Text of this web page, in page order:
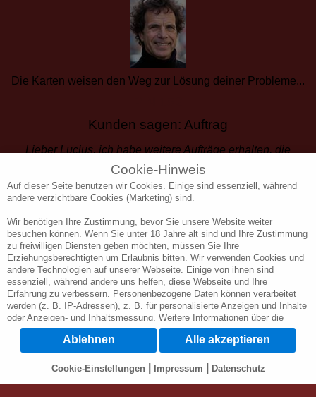
Die Karten weisen den Weg zur Lösung deiner Probleme...
Kunden sagen: Auftrag
Lieber Lucius, ich habe weitere Aufträge erhalten, die
über Social Media kamen, top von Dir gesehen. Dank
Dir hatte ich eine Anpassung gemacht. Du hast mich
gerettet. gestern kam etwas aus dem Ausland. Ist das
seriös? ich vertraue Dir zu 100% Immer wieder Danke
😍
Cookie-Hinweis
Auf dieser Seite benutzen wir Cookies. Einige sind essenziell, während
andere verzichtbare Cookies (Marketing) sind.
Wir benötigen Ihre Zustimmung, bevor Sie unsere Website weiter
besuchen können. Wenn Sie unter 18 Jahre alt sind und Ihre Zustimmung
zu freiwilligen Diensten geben möchten, müssen Sie Ihre
Erziehungsberechtigten um Erlaubnis bitten. Wir verwenden Cookies und
andere Technologien auf unserer Webseite. Einige von ihnen sind
essenziell, während andere uns helfen, diese Webseite und Ihre
Erfahrung zu verbessern. Personenbezogene Daten können verarbeitet
werden (z. B. IP-Adressen), z. B. für personalisierte Anzeigen und Inhalte
oder Anzeigen- und Inhaltsmessung. Weitere Informationen über die
Verwendung Ihrer Daten finden Sie in unserer Datenschutzerklärung. Sie
können Ihre Auswahl jederzeit unter
Cookie-Einstellungenwiderrufen oder
anpassen.
Wichtig: Wir weisen Sie darauf hin, dass die Verarbeitung Ihrer Daten
Ablehnen Alle akzeptieren
Cookie-Einstellungen Impressum Datenschutz